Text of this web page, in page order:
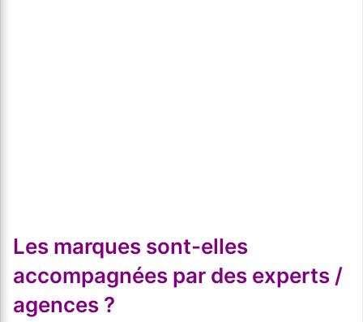
Les marques sont-elles
accompagnées par des experts /
agences ?